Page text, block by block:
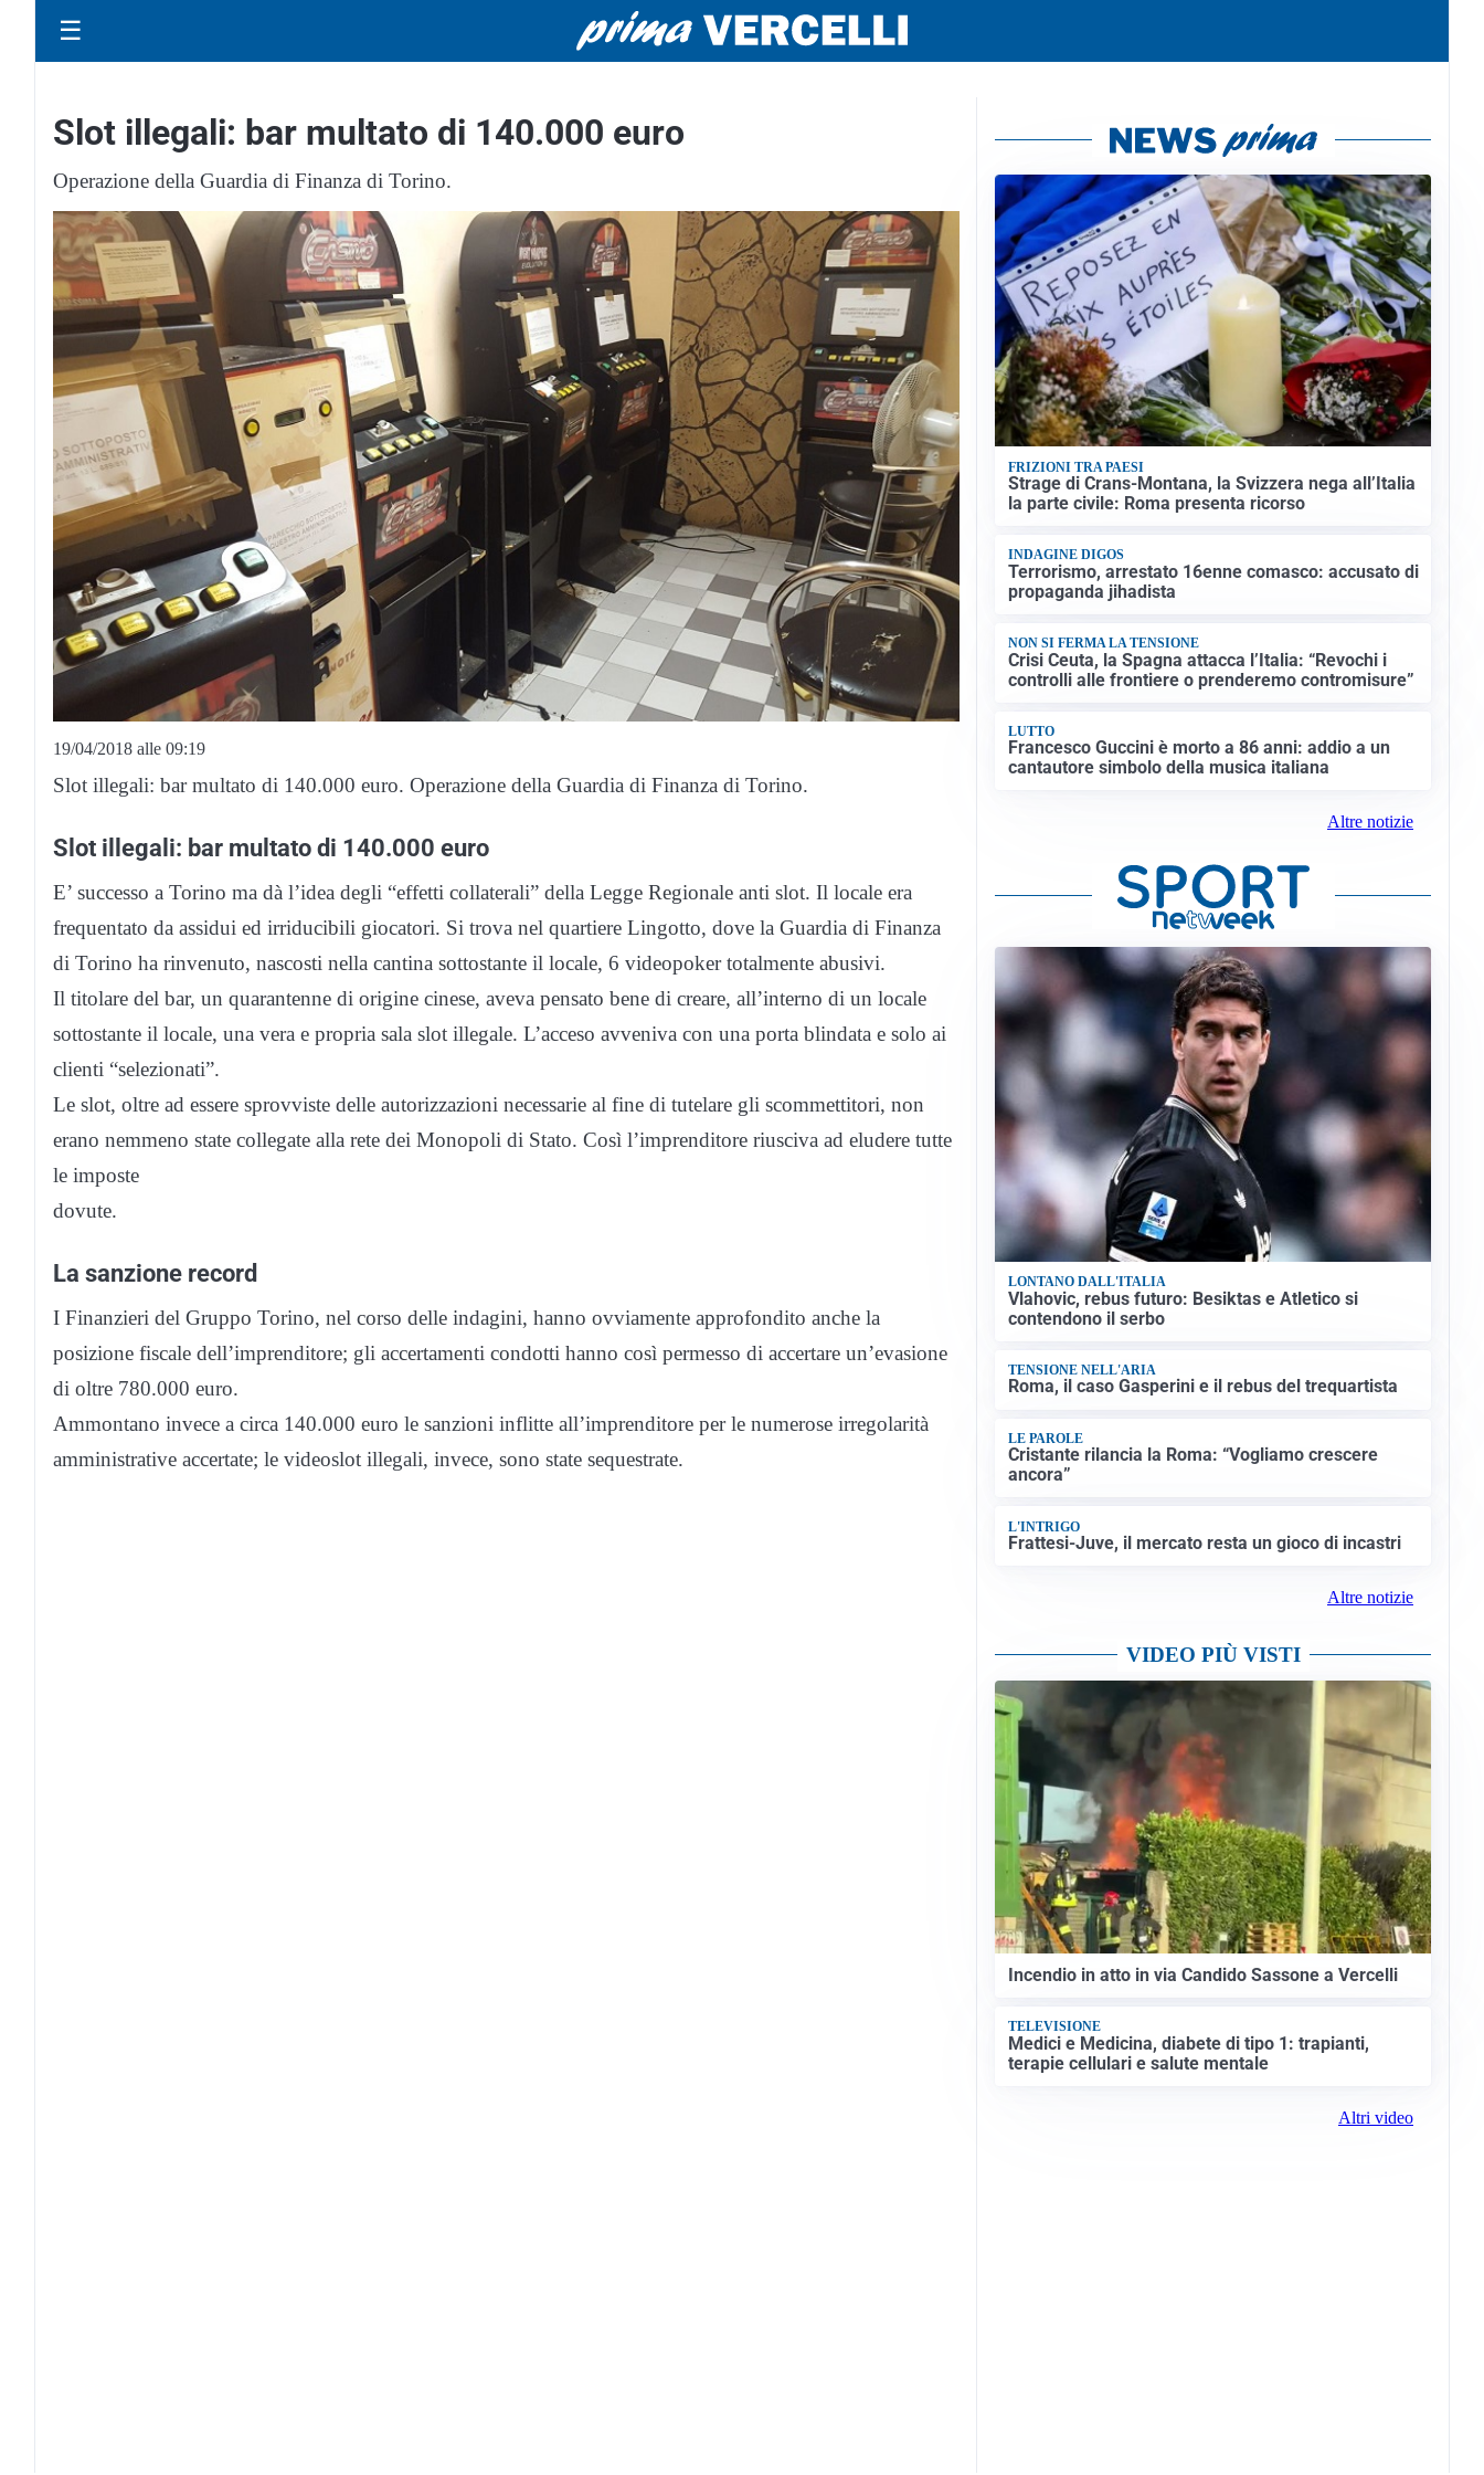
☰
Slot illegali: bar multato di 140.000 euro
Operazione della Guardia di Finanza di Torino.
19/04/2018 alle 09:19
Slot illegali: bar multato di 140.000 euro. Operazione della Guardia di Finanza di Torino.
Slot illegali: bar multato di 140.000 euro
E’ successo a Torino ma dà l’idea degli “effetti collaterali” della Legge Regionale anti slot. Il locale era
frequentato da assidui ed irriducibili giocatori. Si trova nel quartiere Lingotto, dove la Guardia di Finanza
di Torino ha rinvenuto, nascosti nella cantina sottostante il locale, 6 videopoker totalmente abusivi.
Il titolare del bar, un quarantenne di origine cinese, aveva pensato bene di creare, all’interno di un locale
sottostante il locale, una vera e propria sala slot illegale. L’acceso avveniva con una porta blindata e solo ai
clienti “selezionati”.
Le slot, oltre ad essere sprovviste delle autorizzazioni necessarie al fine di tutelare gli scommettitori, non
erano nemmeno state collegate alla rete dei Monopoli di Stato. Così l’imprenditore riusciva ad eludere tutte
le imposte
dovute.
La sanzione record
I Finanzieri del Gruppo Torino, nel corso delle indagini, hanno ovviamente approfondito anche la
posizione fiscale dell’imprenditore; gli accertamenti condotti hanno così permesso di accertare un’evasione
di oltre 780.000 euro.
Ammontano invece a circa 140.000 euro le sanzioni inflitte all’imprenditore per le numerose irregolarità
amministrative accertate; le videoslot illegali, invece, sono state sequestrate.
FRIZIONI TRA PAESI
Strage di Crans-Montana, la Svizzera nega all’Italia
la parte civile: Roma presenta ricorso
INDAGINE DIGOS
Terrorismo, arrestato 16enne comasco: accusato di
propaganda jihadista
NON SI FERMA LA TENSIONE
Crisi Ceuta, la Spagna attacca l’Italia: “Revochi i
controlli alle frontiere o prenderemo contromisure”
LUTTO
Francesco Guccini è morto a 86 anni: addio a un
cantautore simbolo della musica italiana
Altre notizie
LONTANO DALL'ITALIA
Vlahovic, rebus futuro: Besiktas e Atletico si
contendono il serbo
TENSIONE NELL'ARIA
Roma, il caso Gasperini e il rebus del trequartista
LE PAROLE
Cristante rilancia la Roma: “Vogliamo crescere
ancora”
L'INTRIGO
Frattesi-Juve, il mercato resta un gioco di incastri
Altre notizie
VIDEO PIÙ VISTI
Incendio in atto in via Candido Sassone a Vercelli
TELEVISIONE
Medici e Medicina, diabete di tipo 1: trapianti,
terapie cellulari e salute mentale
Altri video